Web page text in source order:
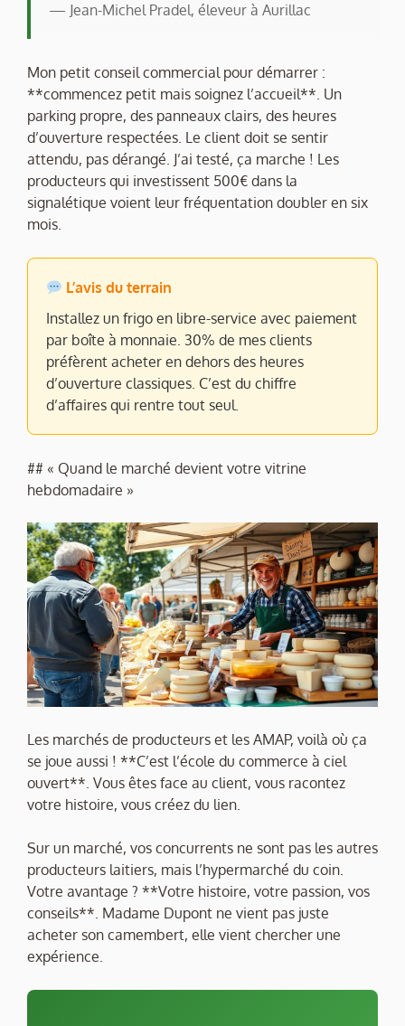
— Jean-Michel Pradel, éleveur à Aurillac
Mon petit conseil commercial pour démarrer :
**commencez petit mais soignez l’accueil**. Un
parking propre, des panneaux clairs, des heures
d’ouverture respectées. Le client doit se sentir
attendu, pas dérangé. J’ai testé, ça marche ! Les
producteurs qui investissent 500€ dans la
signalétique voient leur fréquentation doubler en six
mois.
L’avis du terrain
Installez un frigo en libre-service avec paiement
par boîte à monnaie. 30% de mes clients
préfèrent acheter en dehors des heures
d’ouverture classiques. C’est du chiffre
d’affaires qui rentre tout seul.
## « Quand le marché devient votre vitrine
hebdomadaire »
Les marchés de producteurs et les AMAP, voilà où ça
se joue aussi ! **C’est l’école du commerce à ciel
ouvert**. Vous êtes face au client, vous racontez
votre histoire, vous créez du lien.
Sur un marché, vos concurrents ne sont pas les autres
producteurs laitiers, mais l’hypermarché du coin.
Votre avantage ? **Votre histoire, votre passion, vos
conseils**. Madame Dupont ne vient pas juste
acheter son camembert, elle vient chercher une
expérience.